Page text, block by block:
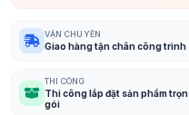
VẬN CHUYỂN
Giao hàng tận chân công trình
THI CÔNG
Thi công lắp đặt sản phẩm trọn
gói